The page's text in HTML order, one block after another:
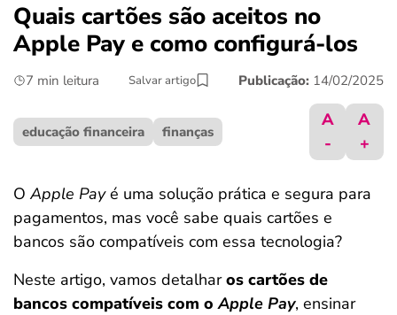
crédito fácil
últimas notícias
ferramentas
Quais cartões são aceitos no
Apple Pay e como configurá-los
7 min leitura Salvar artigo Publicação: 14/02/2025
educação financeira finanças
A
-
A
+
OApple Payé uma solução prática e segura para
pagamentos, mas você sabe quais cartões e
bancos são compatíveis com essa tecnologia?
Neste artigo, vamos detalharos cartões de
bancos compatíveis com oApple Pay, ensinar